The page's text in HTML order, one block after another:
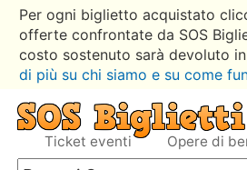
Per ogni biglietto acquistato
offerte confrontate da SOS
costo sostenuto sarà devoluto
di più su chi siamo e su come
Ticket eventi Opere di